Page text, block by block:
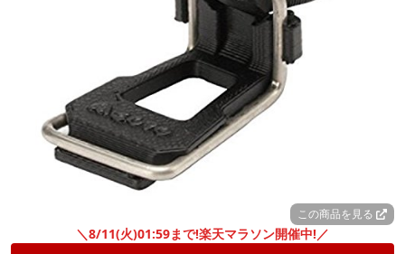
この商品を見る
＼8/11(火)01:59まで!楽天マラソン開催中!／